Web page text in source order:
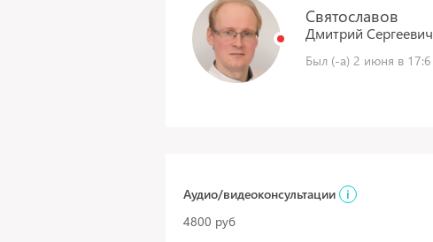
Святославов
Дмитрий Сергеевич
Был (-а) 2 июня в 17:6
Аудио/видеоконсультации
i
4800 руб